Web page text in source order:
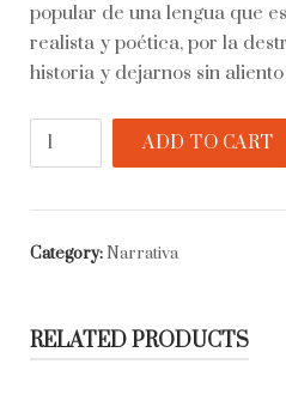
popular de una lengua que
realista y poética, por la
historia y dejarnos sin
Ladrilleros
ADD TO CART
Category:Narrativa
RELATED PRODUCTS